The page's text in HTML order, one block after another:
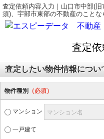
査定依頼内容入力｜山口市中部(
須)、宇部市東部の不動産のことな
査定依
査定したい物件情報につい
物件種別 （必須）
マンション マンション名
一戸建て